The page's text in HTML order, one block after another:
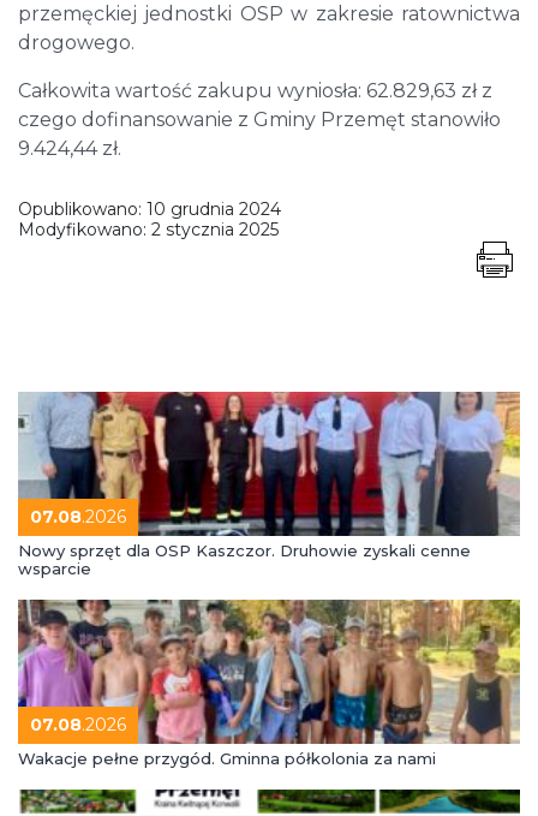
przemęckiej jednostki OSP w zakresie ratownictwa
drogowego.
Całkowita wartość zakupu wyniosła: 62.829,63 zł z
czego dofinansowanie z Gminy Przemęt stanowiło
9.424,44 zł.
Opublikowano: 10 grudnia 2024
Modyfikowano: 2 stycznia 2025
07.08.2026
Nowy sprzęt dla OSP Kaszczor. Druhowie zyskali cenne
wsparcie
07.08.2026
Wakacje pełne przygód. Gminna półkolonia za nami